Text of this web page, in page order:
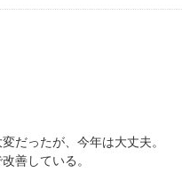
だったが、今年は大丈夫。
善している。